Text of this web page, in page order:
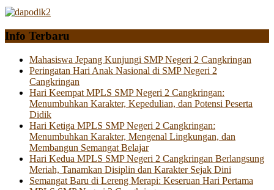
Info Terbaru
Mahasiswa Jepang Kunjungi SMP Negeri 2 Cangkringan
Peringatan Hari Anak Nasional di SMP Negeri 2
Cangkringan
Hari Keempat MPLS SMP Negeri 2 Cangkringan:
Menumbuhkan Karakter, Kepedulian, dan Potensi Peserta
Didik
Hari Ketiga MPLS SMP Negeri 2 Cangkringan:
Menumbuhkan Karakter, Mengenal Lingkungan, dan
Membangun Semangat Belajar
Hari Kedua MPLS SMP Negeri 2 Cangkringan Berlangsung
Meriah, Tanamkan Disiplin dan Karakter Sejak Dini
Semangat Baru di Lereng Merapi: Keseruan Hari Pertama